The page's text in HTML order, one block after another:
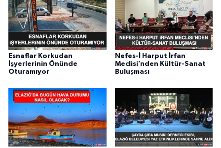
Esnaflar Korkudan
İşyerlerinin Önünde
Oturamıyor
Nefes-İ Harput İrfan
Meclisi’nden Kültür-Sanat
Buluşması